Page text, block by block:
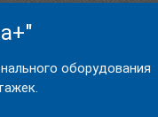
оборудования